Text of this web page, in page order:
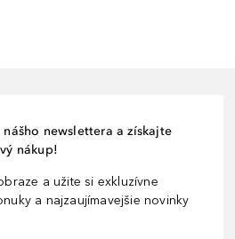
newslettera a získajte
nákup!
a užite si exkluzívne
a najzaujímavejšie novinky